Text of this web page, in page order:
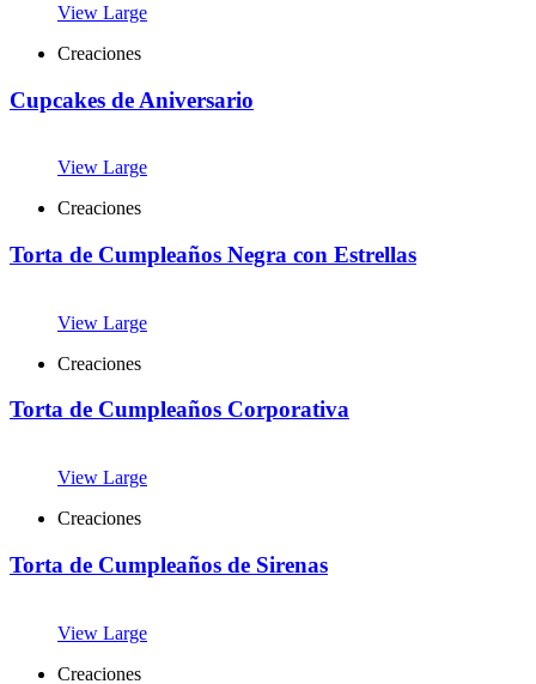
View Large
Creaciones
Cupcakes de Aniversario
View Large
Creaciones
Torta de Cumpleaños Negra con Estrellas
View Large
Creaciones
Torta de Cumpleaños Corporativa
View Large
Creaciones
Torta de Cumpleaños de Sirenas
View Large
Creaciones